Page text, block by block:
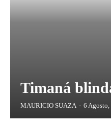
Timaná
MAURICIO SUAZA - 6 Agosto,